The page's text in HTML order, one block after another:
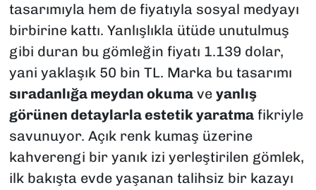
tasarımıyla hem de fiyatıyla sosyal medyayı
birbirine kattı. Yanlışlıkla ütüde unutulmuş
gibi duran bu gömleğin fiyatı 1.139 dolar,
yani yaklaşık 50 bin TL. Marka bu tasarımı
sıradanlığa meydan okumave yanlış
görünen detaylarla estetik yaratmafikriyle
savunuyor. Açık renk kumaş üzerine
kahverengi bir yanık izi yerleştirilen gömlek,
ilk bakışta evde yaşanan talihsiz bir kazayı